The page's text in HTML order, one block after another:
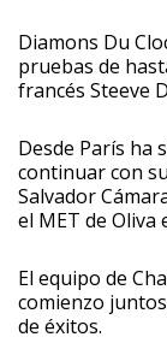
Diamons Du
pruebas de
francés Steeve
Desde París ha
continuar con
Salvador
el MET de Oliva
El equipo de
comienzo
de éxitos.